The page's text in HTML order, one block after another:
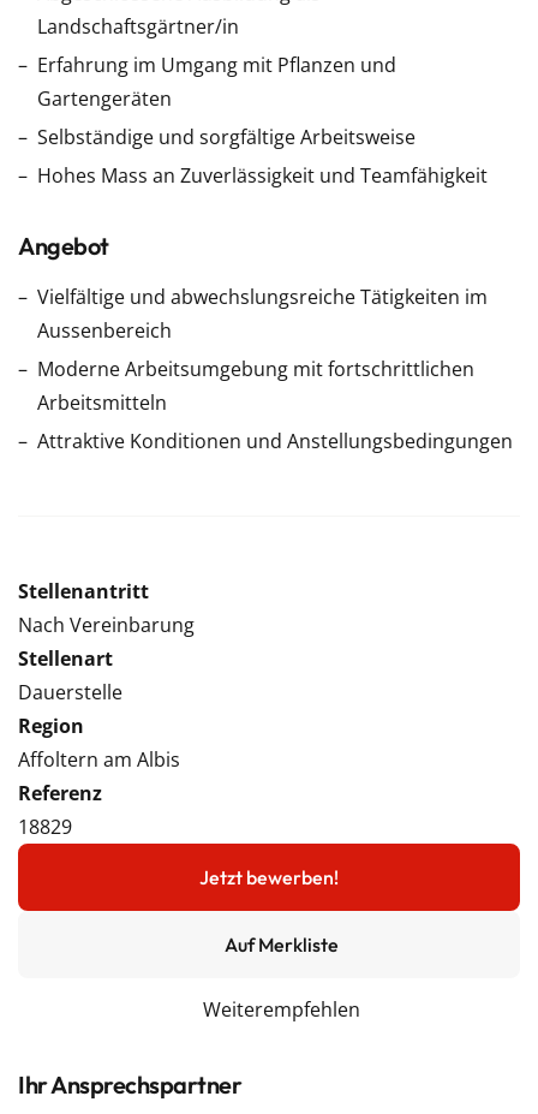
Landschaftsgärtner/in
Erfahrung im Umgang mit Pflanzen und
Gartengeräten
Selbständige und sorgfältige Arbeitsweise
Hohes Mass an Zuverlässigkeit und Teamfähigkeit
Angebot
Vielfältige und abwechslungsreiche Tätigkeiten im
Aussenbereich
Moderne Arbeitsumgebung mit fortschrittlichen
Arbeitsmitteln
Attraktive Konditionen und Anstellungsbedingungen
Stellenantritt
Nach Vereinbarung
Stellenart
Dauerstelle
Region
Affoltern am Albis
Referenz
18829
Jetzt bewerben!
Auf Merkliste
Weiterempfehlen
Ihr Ansprechspartner